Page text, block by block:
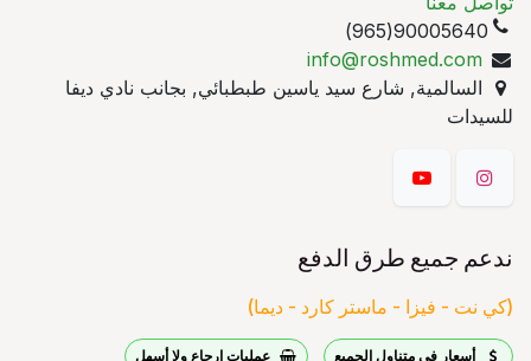
90005640(965)
info@roshmed.com
السالمية, شارع سيد ياسين طبطبائي, بجانب نادي ديفا
للسيدات
ندعم جميع طرق الدفع
(كي نت - فيزا - ماستر كارد - ديما)
أسعار في متناول الجميع عمليات إرجاع ولا أسهل